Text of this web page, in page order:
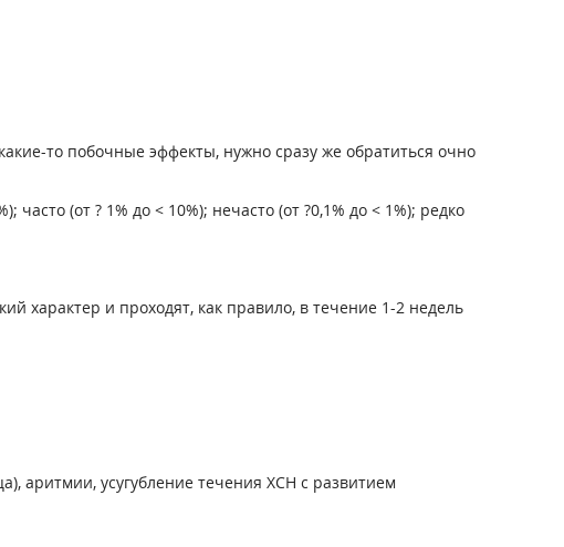
то побочные эффекты, нужно сразу же обратиться очно
(от ? 1% до < 10%); нечасто (от ?0,1% до < 1%); редко
характер и проходят, как правило, в течение 1-2 недель
аритмии, усугубление течения ХСН с развитием